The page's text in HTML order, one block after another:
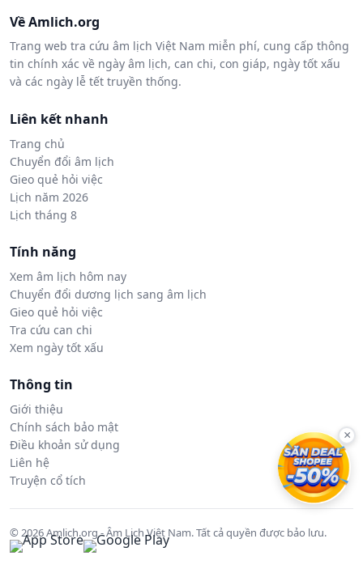
Về Amlich.org
Trang web tra cứu âm lịch Việt Nam miễn phí, cung cấp thông
tin chính xác về ngày âm lịch, can chi, con giáp, ngày tốt xấu
và các ngày lễ tết truyền thống.
Liên kết nhanh
Trang chủ
Chuyển đổi âm lịch
Gieo quẻ hỏi việc
Lịch năm 2026
Lịch tháng 8
Tính năng
Xem âm lịch hôm nay
Chuyển đổi dương lịch sang âm lịch
Gieo quẻ hỏi việc
Tra cứu can chi
Xem ngày tốt xấu
Thông tin
Giới thiệu
Chính sách bảo mật
Điều khoản sử dụng
Liên hệ
Truyện cổ tích
© 2026 Amlich.org - Âm Lịch Việt Nam. Tất cả quyền được bảo lưu.
×